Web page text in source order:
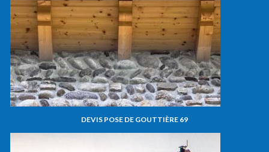
DEVIS POSE DE GOUTTIÈRE 69